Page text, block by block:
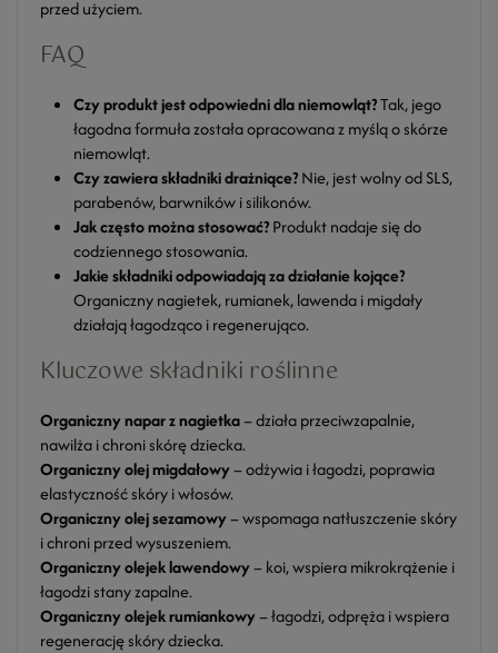
przed użyciem.
FAQ
Czy produkt jest odpowiedni dla niemowląt?Tak, jego
łagodna formuła została opracowana z myślą o skórze
niemowląt.
Czy zawiera składniki drażniące?Nie, jest wolny od SLS,
parabenów, barwników i silikonów.
Jak często można stosować?Produkt nadaje się do
codziennego stosowania.
Jakie składniki odpowiadają za działanie kojące?
Organiczny nagietek, rumianek, lawenda i migdały
działają łagodząco i regenerująco.
Kluczowe składniki roślinne
Organiczny napar z nagietka– działa przeciwzapalnie,
nawilża i chroni skórę dziecka.
Organiczny olej migdałowy– odżywia i łagodzi, poprawia
elastyczność skóry i włosów.
Organiczny olej sezamowy– wspomaga natłuszczenie skóry
i chroni przed wysuszeniem.
Organiczny olejek lawendowy– koi, wspiera mikrokrążenie i
łagodzi stany zapalne.
Organiczny olejek rumiankowy– łagodzi, odpręża i wspiera
regenerację skóry dziecka.